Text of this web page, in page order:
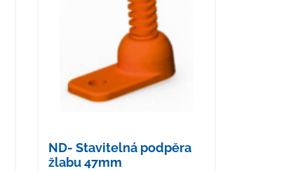
ND- Stavitelná podpěra
žlabu 47mm